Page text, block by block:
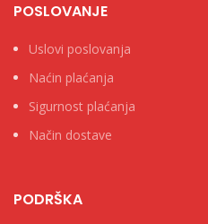
POSLOVANJE
Uslovi poslovanja
Naćin plaćanja
Sigurnost plaćanja
Način dostave
PODRŠKA